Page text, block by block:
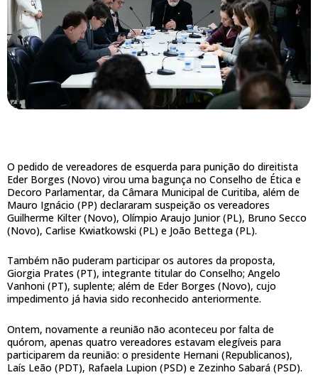
O pedido de vereadores de esquerda para punição do direitista
Eder Borges (Novo) virou uma bagunça no Conselho de Ética e
Decoro Parlamentar, da Câmara Municipal de Curitiba, além de
Mauro Ignácio (PP) declararam suspeição os vereadores
Guilherme Kilter (Novo), Olímpio Araujo Junior (PL), Bruno Secco
(Novo), Carlise Kwiatkowski (PL) e João Bettega (PL).
Também não puderam participar os autores da proposta,
Giorgia Prates (PT), integrante titular do Conselho; Angelo
Vanhoni (PT), suplente; além de Eder Borges (Novo), cujo
impedimento já havia sido reconhecido anteriormente.
Ontem, novamente a reunião não aconteceu por falta de
quórom, apenas quatro vereadores estavam elegíveis para
participarem da reunião: o presidente Hernani (Republicanos),
Laís Leão (PDT), Rafaela Lupion (PSD) e Zezinho Sabará (PSD).